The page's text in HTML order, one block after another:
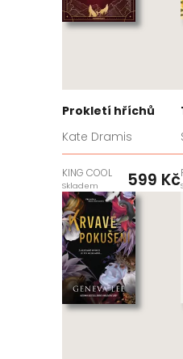
Prokletí hříchů
Kate Dramis
KING COOL
Skladem 599 Kč